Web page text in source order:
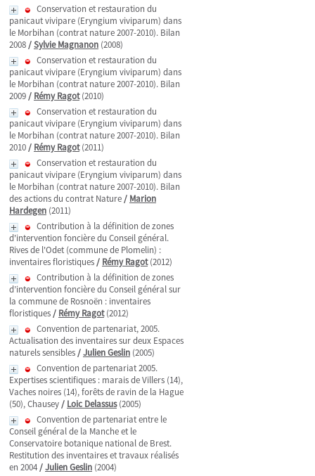
Conservation et restauration du
panicaut vivipare (Eryngium viviparum) dans
le Morbihan (contrat nature 2007-2010). Bilan
2008/Sylvie Magnanon (2008)
Conservation et restauration du
panicaut vivipare (Eryngium viviparum) dans
le Morbihan (contrat nature 2007-2010). Bilan
2009/ Rémy Ragot(2010)
Conservation et restauration du
panicaut vivipare (Eryngium viviparum) dans
le Morbihan (contrat nature 2007-2010). Bilan
2010/ Rémy Ragot(2011)
Conservation et restauration du
panicaut vivipare (Eryngium viviparum) dans
le Morbihan (contrat nature 2007-2010). Bilan
des actions du contrat Nature/ Marion
Hardegen (2011)
Contribution à la définition de zones
d'intervention foncière du Conseil général.
Rives de l'Odet (commune de Plomelin) :
inventaires floristiques/ Rémy Ragot(2012)
Contribution à la définition de zones
d’intervention foncière du Conseil général sur
la commune de Rosnoën : inventaires
floristiques/ Rémy Ragot(2012)
Convention de partenariat, 2005.
Actualisation des inventaires sur deux Espaces
naturels sensibles/Julien Geslin (2005)
Convention de partenariat 2005.
Expertises scientifiques : marais de Villers (14),
Vaches noires (14), forêts de ravin de la Hague
(50), Chausey/ Loic Delassus(2005)
Convention de partenariat entre le
Conseil général de la Manche et le
Conservatoire botanique national de Brest.
Restitution des inventaires et travaux réalisés
en 2004/Julien Geslin (2004)